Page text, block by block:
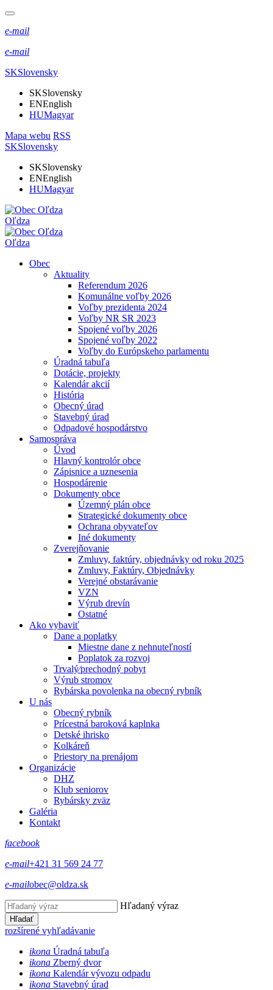
e-mail
e-mail
SKSlovensky
SKSlovensky
ENEnglish
HUMagyar
Mapa webu RSS
SKSlovensky
SKSlovensky
ENEnglish
HUMagyar
Oľdza
Oľdza
Obec
Aktuality
Referendum 2026
Komunálne voľby 2026
Voľby prezidenta 2024
Voľby NR SR 2023
Spojené voľby 2026
Spojené voľby 2022
Voľby do Európskeho parlamentu
Úradná tabuľa
Dotácie, projekty
Kalendár akcií
História
Obecný úrad
Stavebný úrad
Odpadové hospodárstvo
Samospráva
Úvod
Hlavný kontrolór obce
Zápisnice a uznesenia
Hospodárenie
Dokumenty obce
Územný plán obce
Strategické dokumenty obce
Ochrana obyvateľov
Iné dokumenty
Zverejňovanie
Zmluvy, faktúry, objednávky od roku 2025
Zmluvy, Faktúry, Objednávky
Verejné obstarávanie
VZN
Výrub drevín
Ostatné
Ako vybaviť
Dane a poplatky
Miestne dane z nehnuteľností
Poplatok za rozvoj
Trvalý⁄prechodný pobyt
Výrub stromov
Rybárska povolenka na obecný rybník
U nás
Obecný rybník
Prícestná baroková kaplnka
Detské ihrisko
Kolkáreň
Priestory na prenájom
Organizácie
DHZ
Klub seniorov
Rybársky zväz
Galéria
Kontakt
facebook
e-mail+421 31 569 24 77
e-mailobec@oldza.sk
Hľadaný výraz
Hľadať
rozšírené vyhľadávanie
ikona Úradná tabuľa
ikona Zberný dvor
ikona Kalendár vývozu odpadu
ikona Stavebný úrad